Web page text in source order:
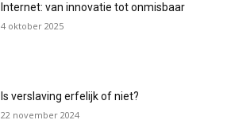
Internet: van innovatie tot onmisbaar
4 oktober 2025
Is verslaving erfelijk of niet?
22 november 2024